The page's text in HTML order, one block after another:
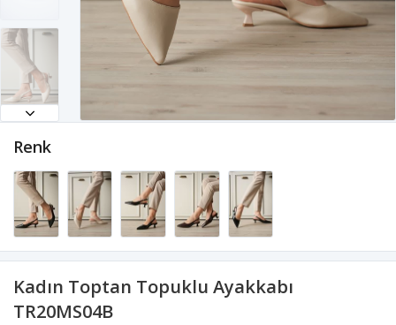
Kadın Toptan Topuklu Ayakkabı
TR20MS04B
Renk